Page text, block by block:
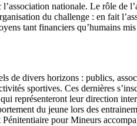
nationale. Le rôle de
du challenge : en fait
tant financiers qu’humains
de divers horizons : publics,
sportives. Ces dernières
représenteront leur direction
du jeune lors des
pour Mineurs